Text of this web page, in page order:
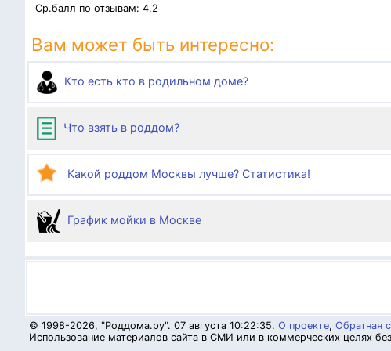
Ср.балл по отзывам: 4.2
Вам может быть интересно:
Кто есть кто в родильном доме?
Что взять в роддом?
Какой роддом Москвы лучше? Статистика!
График мойки в Москве
© 1998-2026, "Роддома.ру". 07 августа 10:22:35. О проекте, Обратная
Использование материалов сайта в СМИ или в коммерческих целях